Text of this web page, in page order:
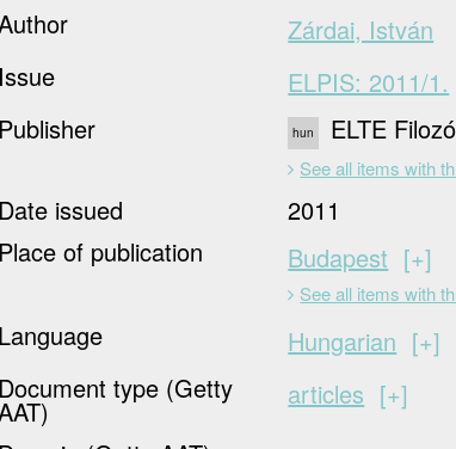
Zárdai, István
Issue
ELPIS: 2011/1.
Publisher
hun ELTE
See all items with
Date issued
2011
Place of publication
Budapest
See all items with
+
Language Hungarian
+
Document type (Getty
articles
+